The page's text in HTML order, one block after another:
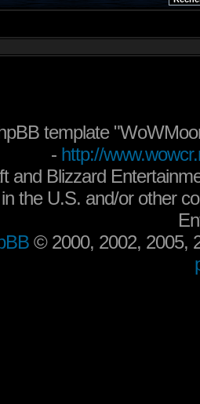
template
- http://
and Blizzard
the U.S. and/or other
© 2000, 2002, 2005,